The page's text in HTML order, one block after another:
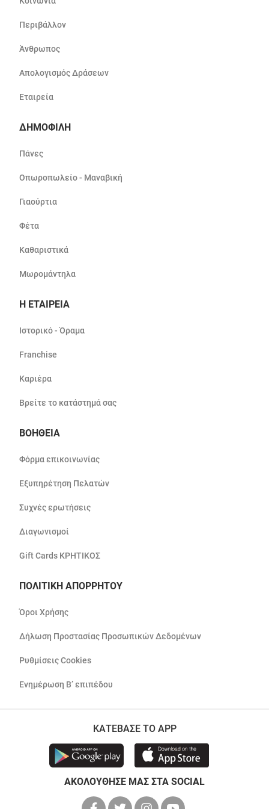
Περιβάλλον
Άνθρωπος
Απολογισμός Δράσεων
Εταιρεία
ΔΗΜΟΦΙΛΗ
Πάνες
Οπωροπωλείο - Μαναβική
Γιαούρτια
Φέτα
Καθαριστικά
Μωρομάντηλα
Η ΕΤΑΙΡΕΙΑ
Ιστορικό - Όραμα
Franchise
Καριέρα
Βρείτε το κατάστημά σας
ΒΟΗΘΕΙΑ
Φόρμα επικοινωνίας
Εξυπηρέτηση Πελατών
Συχνές ερωτήσεις
Διαγωνισμοί
Gift Cards ΚΡΗΤΙΚΟΣ
ΠΟΛΙΤΙΚΗ ΑΠΟΡΡΗΤΟΥ
Όροι Χρήσης
Δήλωση Προστασίας Προσωπικών Δεδομένων
Ρυθμίσεις Cookies
Ενημέρωση Β’ επιπέδου
ΚΑΤΕΒΑΣΕ ΤΟ APP
ΑΚΟΛΟΥΘΗΣΕ ΜΑΣ ΣΤΑ SOCIAL